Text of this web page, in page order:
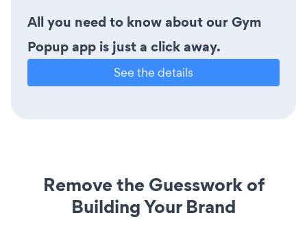
All you need to know about our Gym
Popup app is just a click away.
See the details
Remove the Guesswork of
Building Your Brand